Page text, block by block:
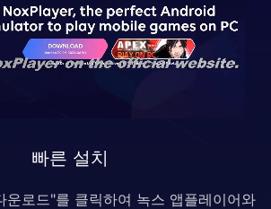
빠른 설치
운로드"를 클릭하여 녹스 앱플레이어와